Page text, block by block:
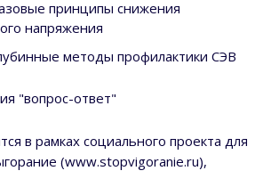
принципы снижения
напряжения
методы профилактики СЭВ
"вопрос-ответ"
в рамках социального проекта для
(www.stopvigoranie.ru),